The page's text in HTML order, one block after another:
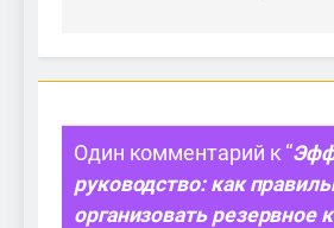
Один комментарий к “
руководство: как
организовать резервное